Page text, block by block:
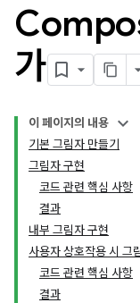
가
이 페이지의 내용
기본 그림자 만들기
그림자 구현
코드 관련 핵심 사항
결과
내부 그림자 구현
사용자 상호작용 시 그
코드 관련 핵심 사항
결과